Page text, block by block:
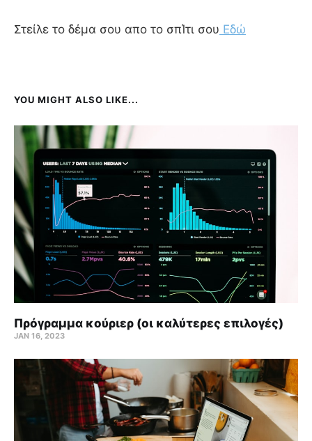
Στείλε το δέμα σου απο το σπΊτι σου Εδώ
YOU MIGHT ALSO LIKE...
Πρόγραμμα κούριερ (οι καλύτερες επιλογές)
JAN 16, 2023